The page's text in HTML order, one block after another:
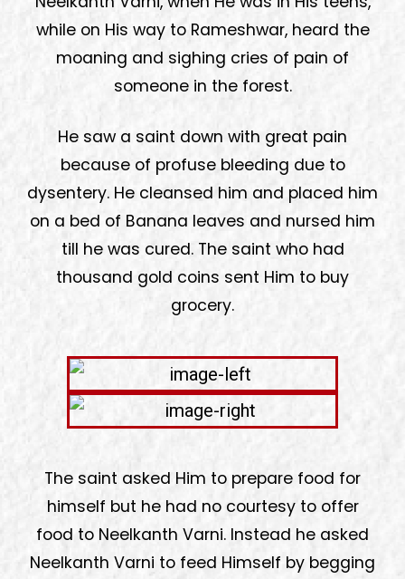
while on His way to Rameshwar, heard the
moaning and sighing cries of pain of
someone in the forest.
He saw a saint down with great pain
because of profuse bleeding due to
dysentery. He cleansed him and placed him
on a bed of Banana leaves and nursed him
till he was cured. The saint who had
thousand gold coins sent Him to buy
grocery.
The saint asked Him to prepare food for
himself but he had no courtesy to offer
food to Neelkanth Varni. Instead he asked
Neelkanth Varni to feed Himself by begging